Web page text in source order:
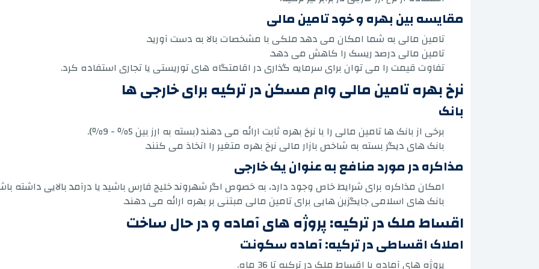
مقایسه بین بهره و خود تامین مالی
تامین مالی به شما امکان می دهد ملکی با مشخصات بالا به دست آورید.
تامین مالی درصد ریسک را کاهش می دهد.
تفاوت قیمت را می توان برای سرمایه گذاری در اقامتگاه های توریستی یا تجاری استفاده کرد.
نرخ بهره تامین مالی وام مسکن در ترکیه برای خارجی ها
بانک
برخی از بانک ها تامین مالی را با نرخ بهره ثابت ارائه می دهند (بسته به ارز بین 5٪ - 9٪).
بانک های دیگر بسته به شاخص بازار مالی نرخ بهره متغیر را اتخاذ می کنند.
مذاکره در مورد منافع به عنوان یک خارجی
امکان مذاکره برای شرایط خاص وجود دارد، به خصوص اگر شهروند خلیج فارس باشید یا درآمد بالایی داشته
بانک های اسلامی جایگزین هایی برای تامین مالی مبتنی بر بهره ارائه می دهند.
اقساط ملک در ترکیه: پروژه های آماده و در حال ساخت
املاک اقساطی در ترکیه: آماده سکونت
پروژه های آماده با اقساط ملک در ترکیه تا 36 ماه.